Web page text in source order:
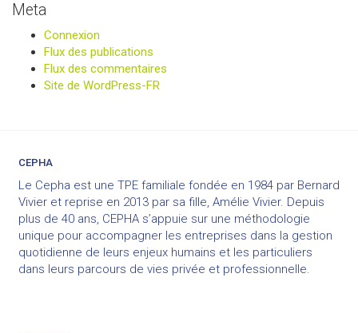
Meta
Connexion
Flux des publications
Flux des commentaires
Site de WordPress-FR
CEPHA
Le Cepha est une TPE familiale fondée en 1984 par Bernard
Vivier et reprise en 2013 par sa fille, Amélie Vivier. Depuis
plus de 40 ans, CEPHA s’appuie sur une méthodologie
unique pour accompagner les entreprises dans la gestion
quotidienne de leurs enjeux humains et les particuliers
dans leurs parcours de vies privée et professionnelle.